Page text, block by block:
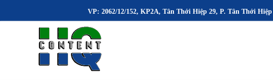
VP: 2062/12/152, KP2A, Tân Thới Hiệp 29, P. Tân Thới